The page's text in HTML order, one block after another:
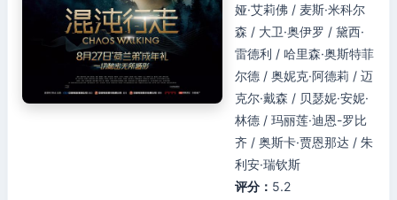
娅·艾莉佛 / 麦斯·米科尔
森 / 大卫·奥伊罗 / 黛西·
雷德利 / 哈里森·奥斯特菲
尔德 / 奥妮克·阿德莉 / 迈
克尔·戴森 / 贝瑟妮·安妮·
林德 / 玛丽莲·迪恩-罗比
齐 / 奥斯卡·贾恩那达 / 朱
利安·瑞钦斯
评分： 5.2